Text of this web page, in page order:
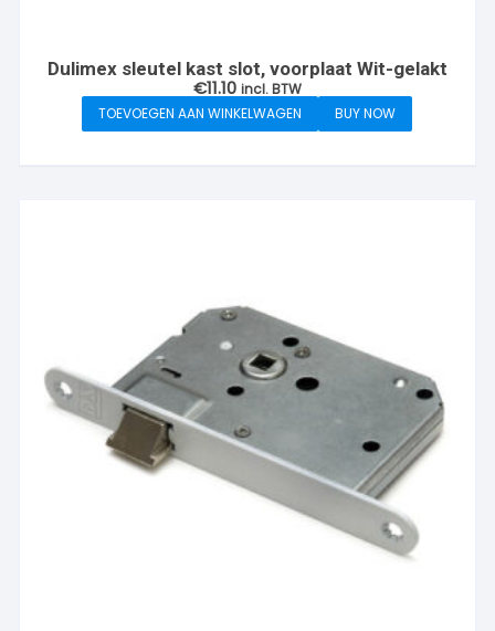
Dulimex sleutel kast slot, voorplaat Wit-gelakt
€11.10 incl. BTW
TOEVOEGEN AAN WINKELWAGEN
BUY NOW